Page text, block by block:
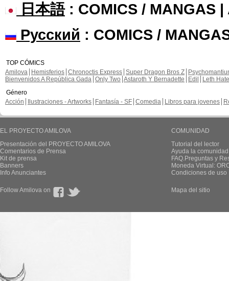
日本語: COMICS / MANGAS |
Русский : COMICS /
TOP CÓMICS
Amilova
Hemisferios Chronoctis Express Super Dragon Bros Z
Bienvenidos A República Gada Only Two Astaroth Y Bernadette Edil
Leth Hate
Género
Acción
Ilustraciones - Artworks Fantasía - SF Comedia Libros para jovenes
EL PROYECTO AMILOVA
Presentación del PROYECTO AMILOVA
Comentarios de Prensa
Kit de prensa
Banners
Info Anunciantes
COMUNIDAD
Tutorial del lector
Ayuda la
FAQ.Preguntas y
Moneda Virtual:
Condiciones de uso
Follow Amilova on Mapa del sitio